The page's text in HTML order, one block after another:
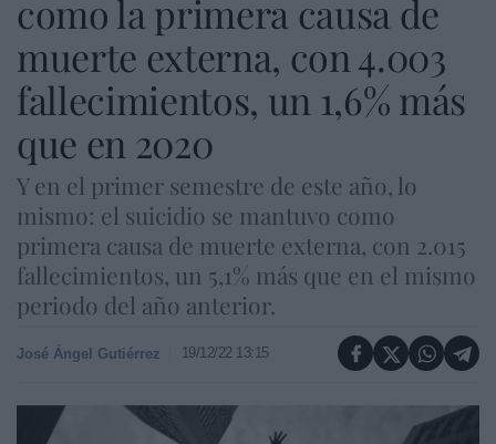
como la primera causa de
muerte externa, con 4.003
fallecimientos, un 1,6% más
que en 2020
Y en el primer semestre de este año, lo
mismo: el suicidio se mantuvo como
primera causa de muerte externa, con 2.015
fallecimientos, un 5,1% más que en el mismo
periodo del año anterior.
José Ángel Gutiérrez 19/12/22 13:15